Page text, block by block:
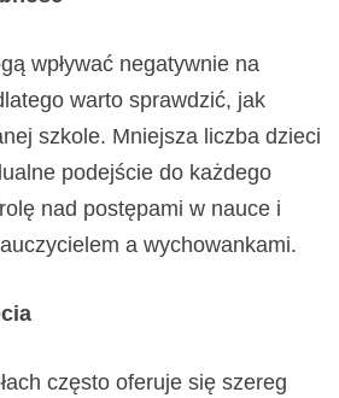
wpływać negatywnie na
warto sprawdzić, jak
szkole. Mniejsza liczba dzieci
podejście do każdego
nad postępami w nauce i
a wychowankami.
często oferuje się szereg